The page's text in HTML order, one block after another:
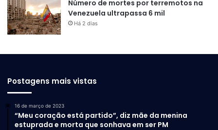
Número de mortes por terremotos na
Venezuela ultrapassa 6 mil
Há 2 dias
Postagens mais vistas
16 de março de 2023
“Meu coração está partido”, diz mãe da menina
estuprada e morta que sonhava em ser PM